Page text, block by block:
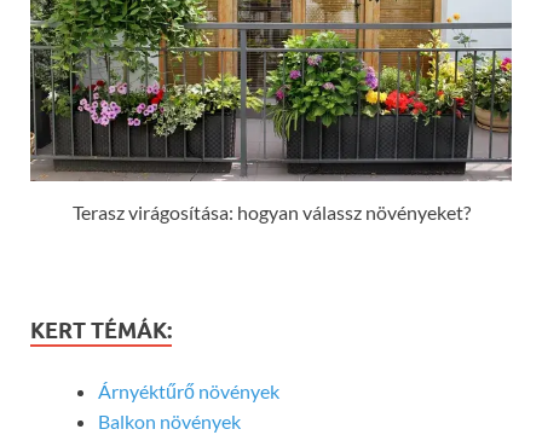
Terasz virágosítása: hogyan válassz növényeket?
KERT TÉMÁK:
Árnyéktűrő növények
Balkon növények